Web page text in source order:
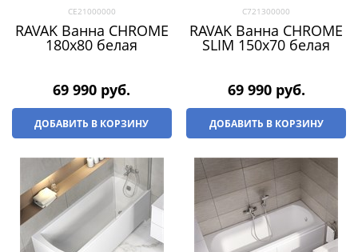
CE21000000
RAVAK Ванна CHROME
180х80 белая
69 990 руб.
ДОБАВИТЬ В КОРЗИНУ
C721300000
RAVAK Ванна CHROME
SLIM 150х70 белая
69 990 руб.
ДОБАВИТЬ В КОРЗИНУ